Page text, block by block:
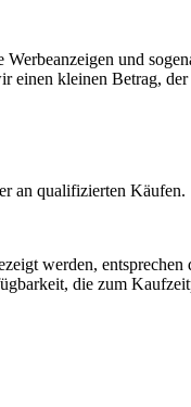
Werbeanzeigen und
einen kleinen Betrag,
an qualifizierten Käufen.
werden,
die zum